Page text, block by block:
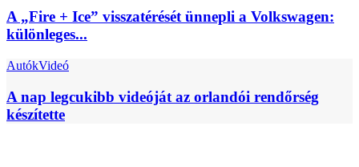
A „Fire + Ice” visszatérését ünnepli a Volkswagen:
különleges...
AutókVideó
A nap legcukibb videóját az orlandói rendőrség
készítette